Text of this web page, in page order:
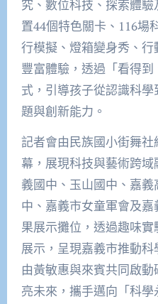
究、數位科技、探索體
置44個特色關卡、116場
行模擬、燈箱變身秀、
豐富體驗，透過「看得
式，引導孩子從認識科
題與創新能力。
記者會由民族國小街舞
幕，展現科技與藝術跨
義國中、玉山國中、嘉
中、嘉義市女童軍會及
果展示攤位，透過趣味
展示，呈現嘉義市推動
由黃敏惠與來賓共同啟
亮未來，攜手邁向「科學